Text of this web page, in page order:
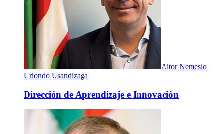
Aitor Nemesio
Uriondo Usandizaga
Dirección de Aprendizaje e Innovación